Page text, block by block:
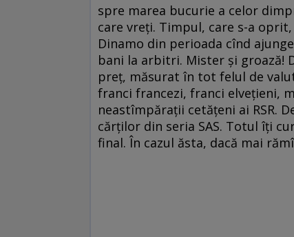
spre marea bucurie a celor
care vreţi. Timpul, care s-a
Dinamo din perioada cînd
bani la arbitri. Mister şi groază!
preţ, măsurat în tot felul de
franci francezi, franci elveţieni,
neastîmpăraţii cetăţeni ai RSR.
cărţilor din seria SAS. Totul îţi
final. În cazul ăsta, dacă mai